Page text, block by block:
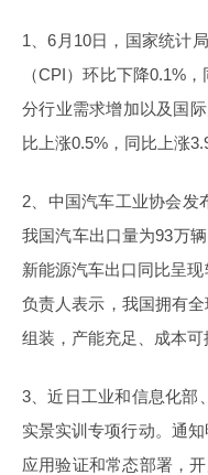
1、6月10日，国家统计
（CPI）环比下降0.1%
分行业需求增加以及国
比上涨0.5%，同比上涨
2、中国汽车工业协会发
我国汽车出口量为93万
新能源汽车出口同比呈
负责人表示，我国拥有
组装，产能充足、成本可
3、近日工业和信息化部
实景实训专项行动。通
应用验证和常态部署，